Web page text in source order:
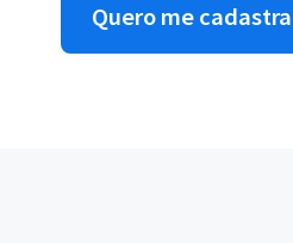
Quero me